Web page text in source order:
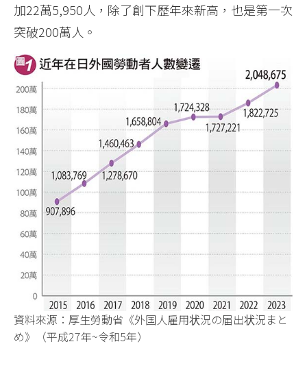
加22萬5,950人，除了創下歷年來新高，也是第一次
突破200萬人。
資料來源：厚生勞動省《外国人雇用状況の届出状況まと
め》（平成27年~令和5年）